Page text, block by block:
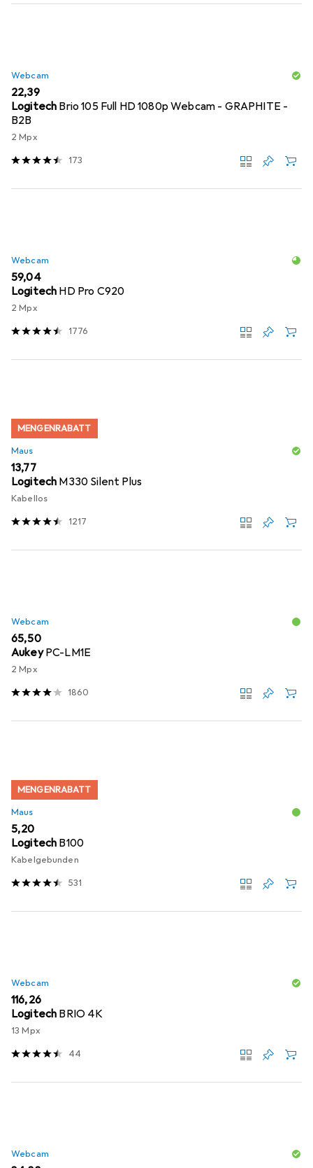
Webcam
EUR
22,39
Logitech Brio 105 Full HD 1080p Webcam - GRAPHITE -
B2B
2 Mpx
173
Webcam
EUR
59,04
Logitech HD Pro C920
2 Mpx
1776
MENGENRABATT
Maus
EUR
13,77
Logitech M330 Silent Plus
Kabellos
1217
Webcam
EUR
65,50
Aukey PC-LM1E
2 Mpx
1860
MENGENRABATT
Maus
EUR
5,20
Logitech B100
Kabelgebunden
531
Webcam
EUR
116,26
Logitech BRIO 4K
13 Mpx
44
Webcam